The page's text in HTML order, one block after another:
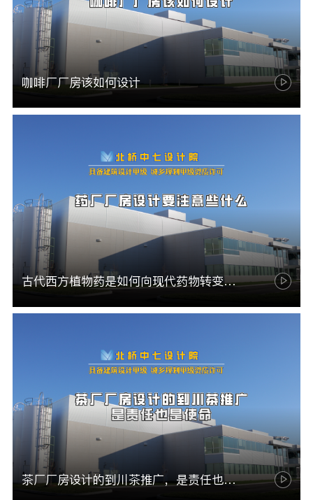
咖啡厂厂房该如何设计
古代西方植物药是如何向现代药物转变的现代制药厂厂房设计又要注意些什么
茶厂厂房设计的到川茶推广，是责任也是使命